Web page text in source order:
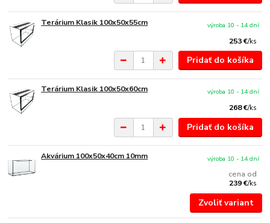
Terárium Klasik 100x50x55cm
253 €/ks
výroba 10 - 14 dní
Pridať do košíka
Terárium Klasik 100x50x60cm
268 €/ks
výroba 10 - 14 dní
Pridať do košíka
Akvárium 100x50x40cm 10mm
cena od
239 €/ks
výroba 10 - 14 dní
Zvoliť variant